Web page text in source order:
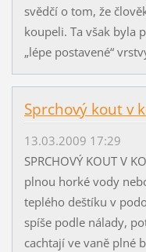
svědčí o tom, že
koupeli. Ta však byla
„lépe postavené“
Sprchový kout v
13.03.2009 17:29
SPRCHOVÝ KOUT V
plnou horké vody
teplého deštíku v
spíše podle nálady,
cachtají ve vaně plné